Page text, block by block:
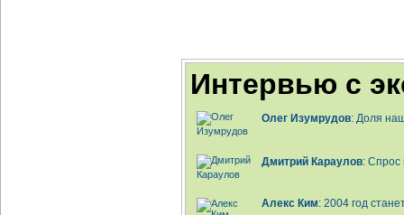
Интервью с
Олег Изумрудов: Доля
Дмитрий Караулов: Спрос
Алекс Ким: 2004 год